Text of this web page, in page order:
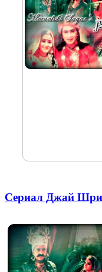
Сериал Джай